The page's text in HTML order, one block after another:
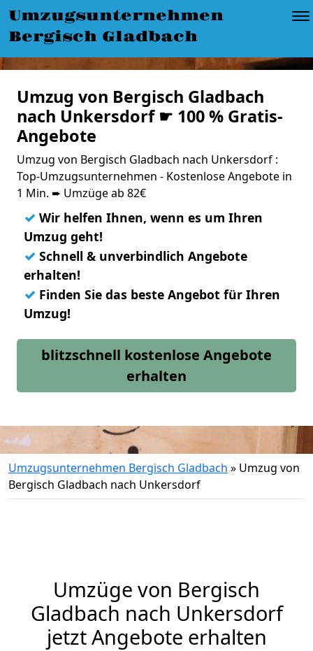
Umzugsunternehmen
Bergisch Gladbach
Umzug von Bergisch Gladbach
nach Unkersdorf ☛ 100 % Gratis-
Angebote
Umzug von Bergisch Gladbach nach Unkersdorf :
Top-Umzugsunternehmen - Kostenlose Angebote in
1 Min. ➨ Umzüge ab 82€
✓ Wir helfen Ihnen, wenn es um Ihren
Umzug geht!
✓ Schnell & unverbindlich Angebote
erhalten!
✓ Finden Sie das beste Angebot für Ihren
Umzug!
blitzschnell kostenlose Angebote
erhalten
Umzugsunternehmen Bergisch Gladbach » Umzug von
Bergisch Gladbach nach Unkersdorf
Umzüge von Bergisch
Gladbach nach Unkersdorf
jetzt Angebote erhalten